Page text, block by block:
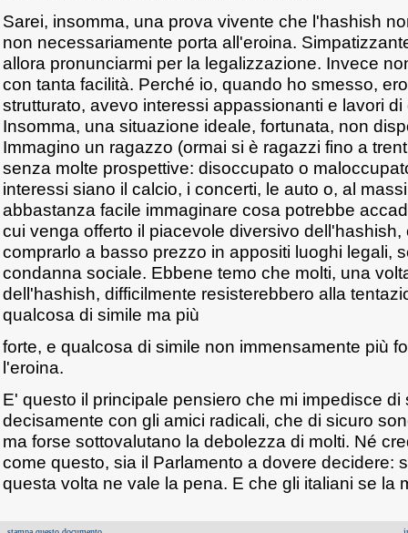
Sarei, insomma, una prova vivente che l'hashish
non necessariamente porta all'eroina.
allora pronunciarmi per la legalizzazione. Invece
con tanta facilità. Perché io, quando ho smesso,
strutturato, avevo interessi appassionanti e lavori
Insomma, una situazione ideale, fortunata, non
Immagino un ragazzo (ormai si è ragazzi fino a
senza molte prospettive: disoccupato o
interessi siano il calcio, i concerti, le auto o, al
abbastanza facile immaginare cosa potrebbe
cui venga offerto il piacevole diversivo dell'hashish,
comprarlo a basso prezzo in appositi luoghi legali,
condanna sociale. Ebbene temo che molti, una
dell'hashish, difficilmente resisterebbero alla
qualcosa di simile ma più
forte, e qualcosa di simile non immensamente più
l'eroina.
E' questo il principale pensiero che mi impedisce di
decisamente con gli amici radicali, che di sicuro
ma forse sottovalutano la debolezza di molti. Né
come questo, sia il Parlamento a dovere decidere:
questa volta ne vale la pena. E che gli italiani se la